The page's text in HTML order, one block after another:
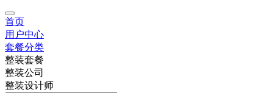
首页
用户中心
套餐分类
整装套餐
整装公司
整装设计师